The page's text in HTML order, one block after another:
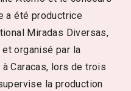
a été productrice
Miradas Diversas,
organisé par la
à Caracas, lors de trois
la production